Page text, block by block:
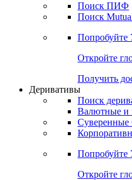
Поиск ПИФ
Поиск
Попробуйте
Откройте
Получить
Деривативы
Поиск
Валютные и
Суверенные
Попробуйте
Откройте